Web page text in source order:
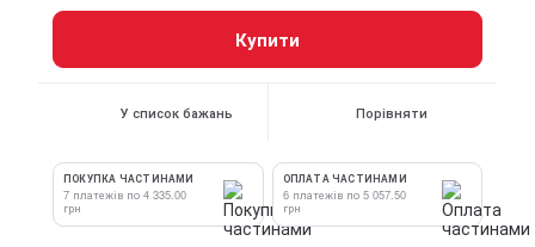
Купити
У список бажань Порівняти
ПОКУПКА ЧАСТИНАМИ
7 платежів по 4 335.00
грн
ОПЛАТА ЧАСТИНАМИ
6 платежів по 5 057.50
грн